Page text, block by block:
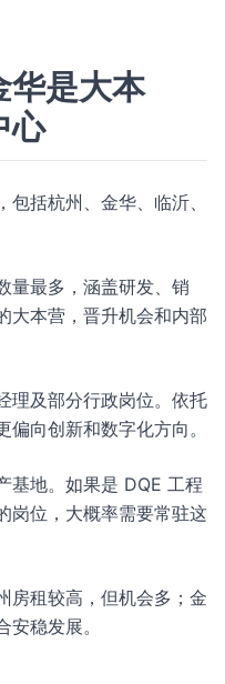
华是大本
心
括杭州、金华、临沂、
量最多，涵盖研发、销
大本营，晋升机会和内部
理及部分行政岗位。依托
向创新和数字化方向。
基地。如果是 DQE 工程
岗位，大概率需要常驻这
房租较高，但机会多；金
稳发展。